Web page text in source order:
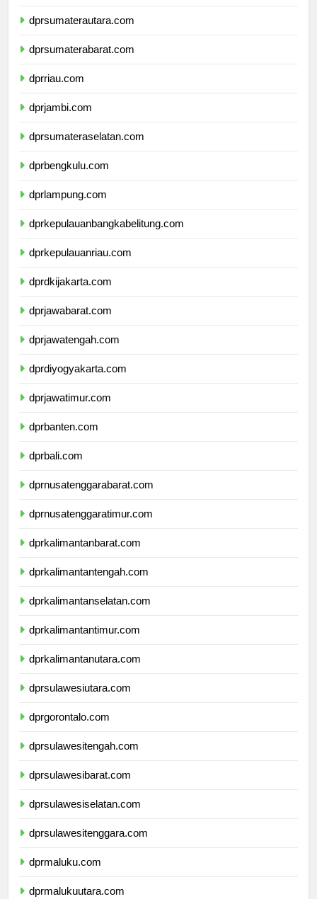
dprsumaterautara.com
dprsumaterabarat.com
dprriau.com
dprjambi.com
dprsumateraselatan.com
dprbengkulu.com
dprlampung.com
dprkepulauanbangkabelitung.com
dprkepulauanriau.com
dprdkijakarta.com
dprjawabarat.com
dprjawatengah.com
dprdiyogyakarta.com
dprjawatimur.com
dprbanten.com
dprbali.com
dprnusatenggarabarat.com
dprnusatenggaratimur.com
dprkalimantanbarat.com
dprkalimantantengah.com
dprkalimantanselatan.com
dprkalimantantimur.com
dprkalimantanutara.com
dprsulawesiutara.com
dprgorontalo.com
dprsulawesitengah.com
dprsulawesibarat.com
dprsulawesiselatan.com
dprsulawesitenggara.com
dprmaluku.com
dprmalukuutara.com